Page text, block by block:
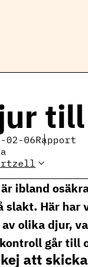
02-06Rapport
ibland
slakt. Här
olika djur,
går till
att